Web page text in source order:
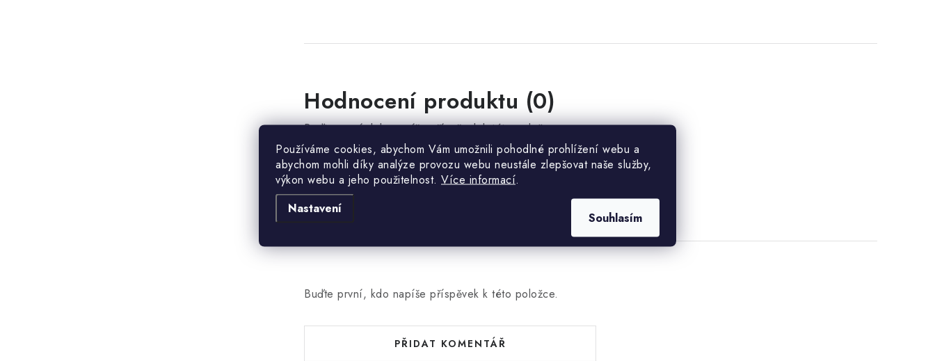
Používáme cookies, abychom Vám umožnili pohodlné prohlížení webu a
abychom mohli díky analýze provozu webu neustále zlepšovat naše služby,
výkon webu a jeho použitelnost. Více informací.
Nastavení
Souhlasím
Hodnocení produktu (0)
Buďte první, kdo napíše příspěvek k této položce.
PŘIDAT HODNOCENÍ
Buďte první, kdo napíše příspěvek k této položce.
PŘIDAT KOMENTÁŘ